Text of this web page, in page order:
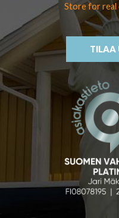
Store for real
TILAA